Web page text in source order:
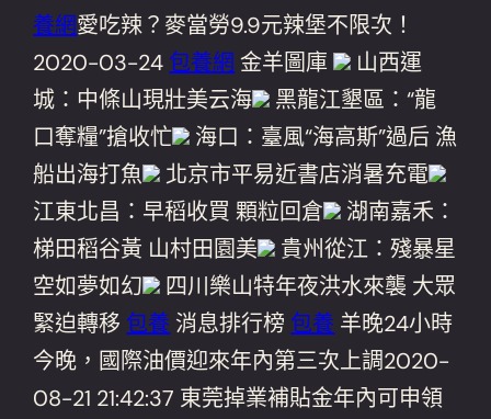
養網愛吃辣？麥當勞9.9元辣堡不限次！
2020-03-24 包養網 金羊圖庫
山西運
城：中條山現壯美云海
黑龍江墾區：“龍
口奪糧”搶收忙
海口：臺風“海高斯”過后 漁
船出海打魚
北京市平易近書店消暑充電
江東北昌：早稻收買 顆粒回倉
湖南嘉禾：
梯田稻谷黃 山村田園美
貴州從江：殘暴星
空如夢如幻
四川樂山特年夜洪水來襲 大眾
緊迫轉移 包養 消息排行榜 包養 羊晚24小時
今晚，國際油價迎來年內第三次上調2020-
08-21 21:42:37 東莞掉業補貼金年內可申領